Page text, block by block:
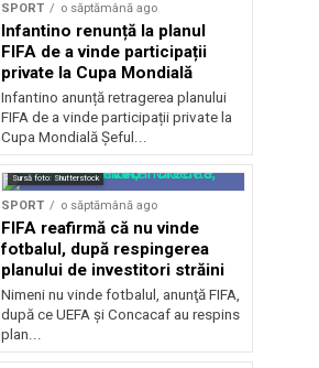
SPORT o săptămână ago
Infantino renunță la planul
FIFA de a vinde participații
private la Cupa Mondială
Infantino anunță retragerea planului
FIFA de a vinde participații private la
Cupa Mondială Șeful...
Sursă foto: Shutterstock
SPORT o săptămână ago
FIFA reafirmă că nu vinde
fotbalul, după respingerea
planului de investitori străini
Nimeni nu vinde fotbalul, anunţă FIFA,
după ce UEFA şi Concacaf au respins
plan...